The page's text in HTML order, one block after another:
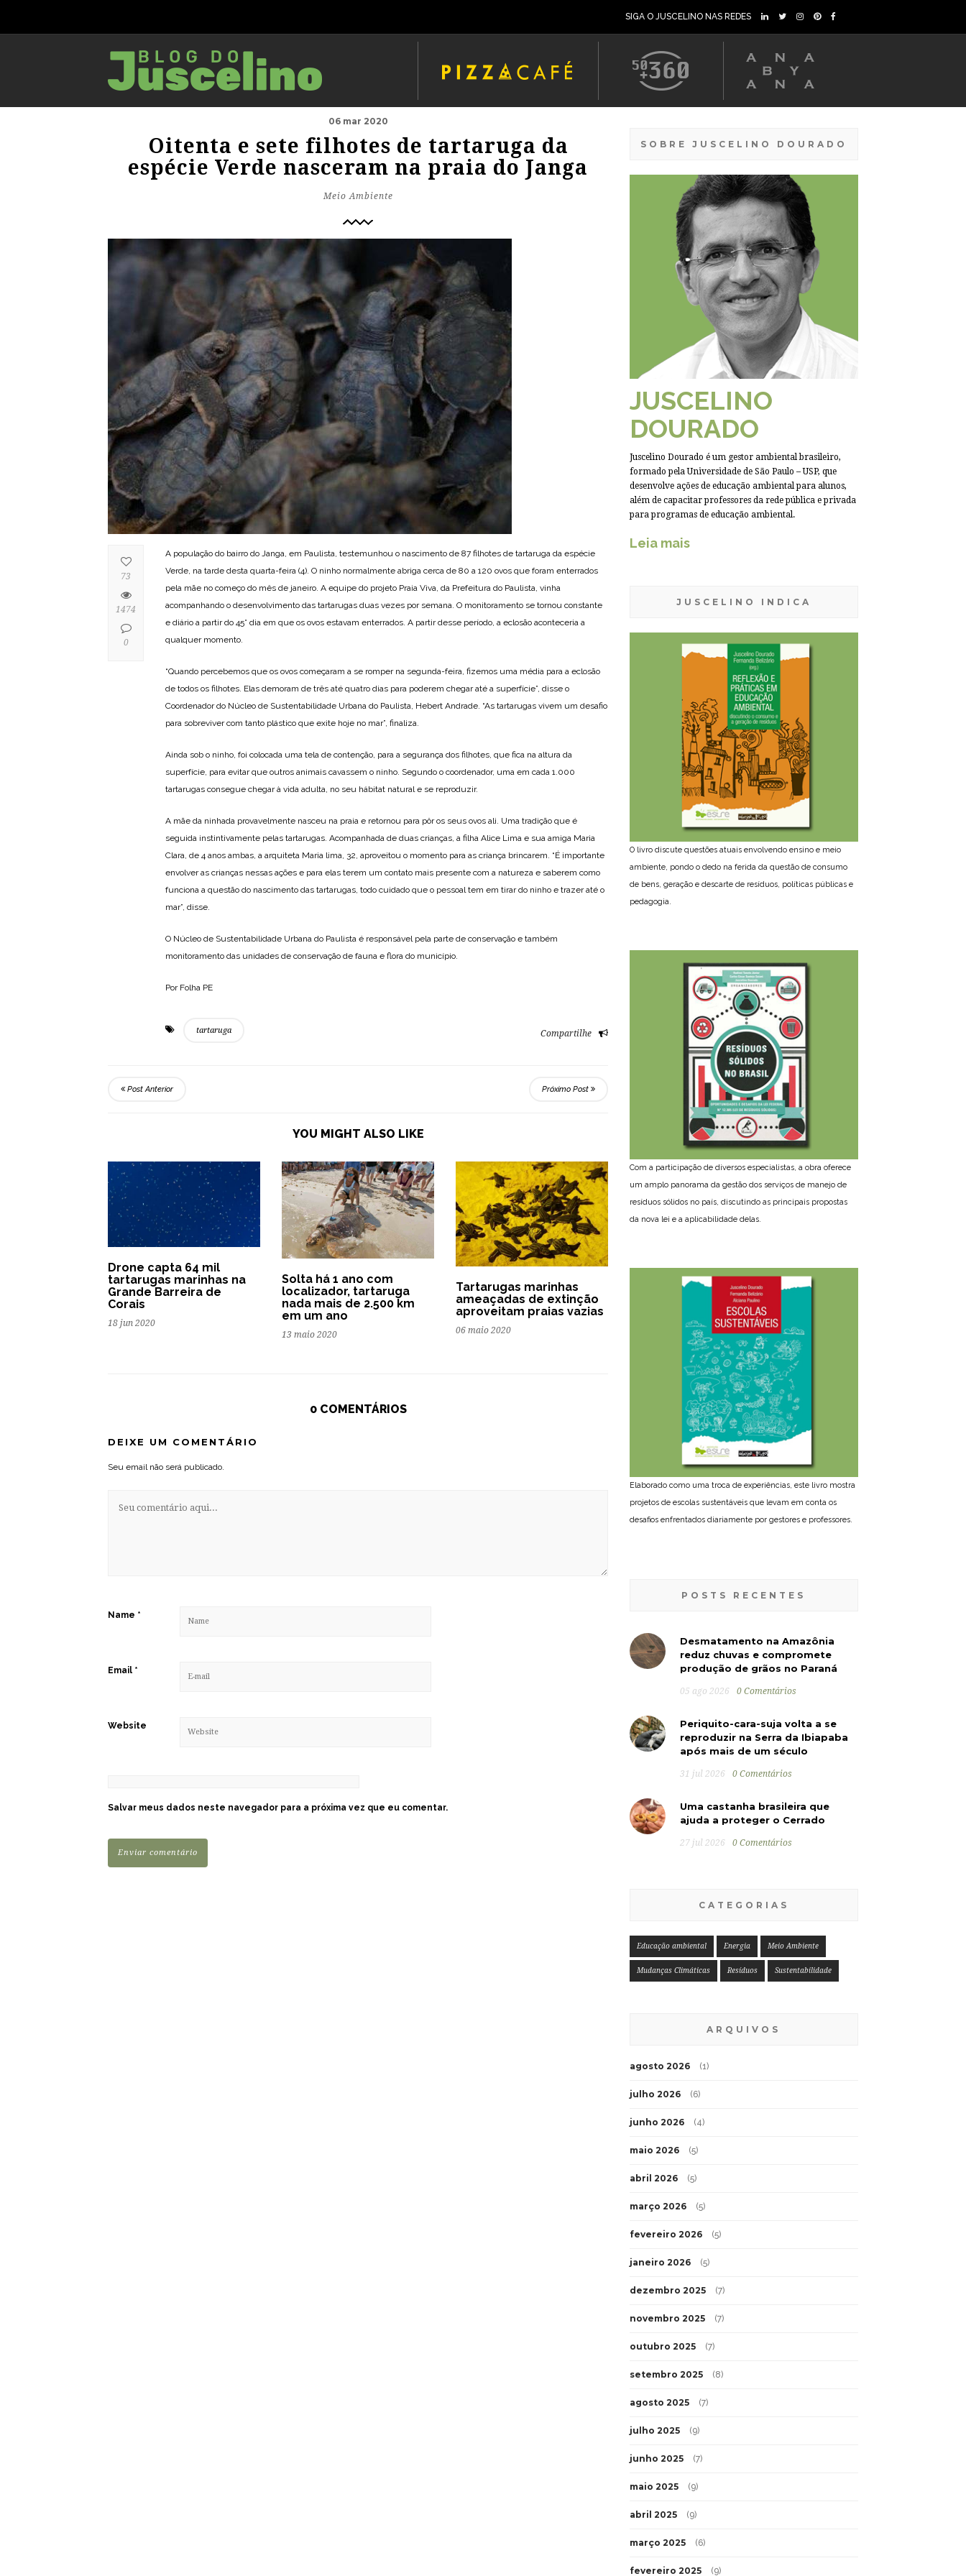
SIGA O JUSCELINO NAS REDES
06 mar 2020
Oitenta e sete filhotes de tartaruga da
espécie Verde nasceram na praia do Janga
Meio Ambiente
A população do bairro do Janga, em Paulista, testemunhou o nascimento de 87 filhotes de tartaruga da espécie
Verde, na tarde desta quarta-feira (4). O ninho normalmente abriga cerca de 80 a 120 ovos que foram enterrados
pela mãe no começo do mês de janeiro. A equipe do projeto Praia Viva, da Prefeitura do Paulista, vinha
acompanhando o desenvolvimento das tartarugas duas vezes por semana. O monitoramento se tornou constante
e diário a partir do 45° dia em que os ovos estavam enterrados. A partir desse período, a eclosão aconteceria a
qualquer momento.
“Quando percebemos que os ovos começaram a se romper na segunda-feira, fizemos uma média para a eclosão
de todos os filhotes. Elas demoram de três até quatro dias para poderem chegar até a superfície”, disse o
Coordenador do Núcleo de Sustentabilidade Urbana do Paulista, Hebert Andrade. “As tartarugas vivem um desafio
para sobreviver com tanto plástico que exite hoje no mar”, finaliza.
Ainda sob o ninho, foi colocada uma tela de contenção, para a segurança dos filhotes, que fica na altura da
superfície, para evitar que outros animais cavassem o ninho. Segundo o coordenador, uma em cada 1.000
tartarugas consegue chegar à vida adulta, no seu hábitat natural e se reproduzir.
A mãe da ninhada provavelmente nasceu na praia e retornou para pôr os seus ovos ali. Uma tradição que é
seguida instintivamente pelas tartarugas. Acompanhada de duas crianças, a filha Alice Lima e sua amiga Maria
Clara, de 4 anos ambas, a arquiteta Maria lima, 32, aproveitou o momento para as criança brincarem. “É importante
envolver as crianças nessas ações e para elas terem um contato mais presente com a natureza e saberem como
funciona a questão do nascimento das tartarugas, todo cuidado que o pessoal tem em tirar do ninho e trazer até o
mar”, disse.
O Núcleo de Sustentabilidade Urbana do Paulista é responsável pela parte de conservação e também
monitoramento das unidades de conservação de fauna e flora do município.
Por Folha PE
tartaruga Compartilhe
73
1474
0
Post Anterior Próximo Post
YOU MIGHT ALSO LIKE
Drone capta 64 mil
tartarugas marinhas na
Grande Barreira de
Corais
18 jun 2020
Solta há 1 ano com
localizador, tartaruga
nada mais de 2.500 km
em um ano
13 maio 2020
Tartarugas marinhas
ameaçadas de extinção
aproveitam praias vazias
06 maio 2020
0 COMENTÁRIOS
DEIXE UM COMENTÁRIO
Seu email não será publicado.
Name *
Email *
Website
Salvar meus dados neste navegador para a próxima vez que eu comentar.
SOBRE JUSCELINO DOURADO
JUSCELINO
DOURADO
Juscelino Dourado é um gestor ambiental brasileiro,
formado pela Universidade de São Paulo – USP, que
desenvolve ações de educação ambiental para alunos,
além de capacitar professores da rede pública e privada
para programas de educação ambiental.
Leia mais
JUSCELINO INDICA
O livro discute questões atuais envolvendo ensino e meio
ambiente, pondo o dedo na ferida da questão de consumo
de bens, geração e descarte de resíduos, políticas públicas e
pedagogia.
Com a participação de diversos especialistas, a obra oferece
um amplo panorama da gestão dos serviços de manejo de
resíduos sólidos no país, discutindo as principais propostas
da nova lei e a aplicabilidade delas.
Elaborado como uma troca de experiências, este livro mostra
projetos de escolas sustentáveis que levam em conta os
desafios enfrentados diariamente por gestores e professores.
POSTS RECENTES
Desmatamento na Amazônia
reduz chuvas e compromete
produção de grãos no Paraná
05 ago 2026 0 Comentários
Periquito-cara-suja volta a se
reproduzir na Serra da Ibiapaba
após mais de um século
31 jul 2026 0 Comentários
Uma castanha brasileira que
ajuda a proteger o Cerrado
27 jul 2026 0 Comentários
CATEGORIAS
Educação ambiental Energia Meio Ambiente
Mudanças Climáticas Resíduos Sustentabilidade
ARQUIVOS
agosto 2026 (1)
julho 2026 (6)
junho 2026 (4)
maio 2026 (5)
abril 2026 (5)
março 2026 (5)
fevereiro 2026 (5)
janeiro 2026 (5)
dezembro 2025 (7)
novembro 2025 (7)
outubro 2025 (7)
setembro 2025 (8)
agosto 2025 (7)
julho 2025 (9)
junho 2025 (7)
maio 2025 (9)
abril 2025 (9)
março 2025 (6)
fevereiro 2025 (9)